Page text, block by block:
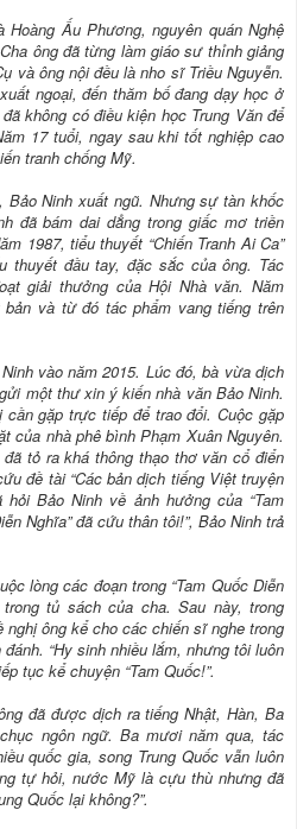
Ấu Phương, nguyên quán Nghệ
ông đã từng làm giáo sư thỉnh giảng
và ông nội đều là nho sĩ Triều Nguyễn.
ngoại, đến thăm bố đang dạy học ở
không có điều kiện học Trung Văn để
17 tuổi, ngay sau khi tốt nghiệp cao
tranh chống Mỹ.
Bảo Ninh xuất ngũ. Nhưng sự tàn khốc
đã bám dai dẳng trong giấc mơ triền
1987, tiểu thuyết “Chiến Tranh Ai Ca”
thuyết đầu tay, đặc sắc của ông. Tác
giải thưởng của Hội Nhà văn. Năm
và từ đó tác phẩm vang tiếng trên
vào năm 2015. Lúc đó, bà vừa dịch
một thư xin ý kiến nhà văn Bảo Ninh.
gặp trực tiếp để trao đổi. Cuộc gặp
của nhà phê bình Phạm Xuân Nguyên.
tỏ ra khá thông thạo thơ văn cổ điển
đề tài “Các bản dịch tiếng Việt truyện
hỏi Bảo Ninh về ảnh hưởng của “Tam
Nghĩa” đã cứu thân tôi!”, Bảo Ninh trả
lòng các đoạn trong “Tam Quốc Diễn
tủ sách của cha. Sau này, trong
ông kể cho các chiến sĩ nghe trong
“Hy sinh nhiều lắm, nhưng tôi luôn
tục kể chuyện “Tam Quốc!”.
đã được dịch ra tiếng Nhật, Hàn, Ba
ngôn ngữ. Ba mươi năm qua, tác
quốc gia, song Trung Quốc vẫn luôn
tự hỏi, nước Mỹ là cựu thù nhưng đã
Quốc lại không?”.